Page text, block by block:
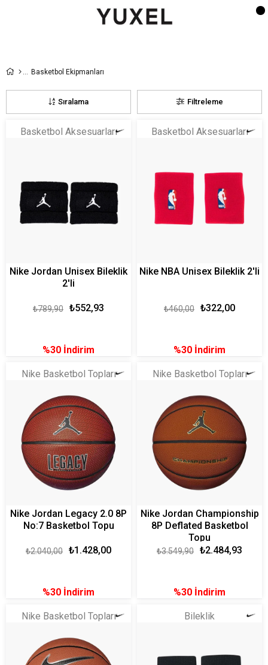
Basketbol Ekipmanları
Filtreleme
Sıralama
Basketbol Aksesuarları
Nike Jordan Unisex Bileklik
2'li
₺552,93
₺789,90
%30 İndirim
Basketbol Aksesuarları
Nike NBA Unisex Bileklik 2'li
₺322,00
₺460,00
%30 İndirim
Nike Basketbol Topları
Nike Jordan Legacy 2.0 8P
No:7 Basketbol Topu
₺1.428,00
₺2.040,00
%30 İndirim
Nike Basketbol Topları
Nike Jordan Championship
8P Deflated Basketbol
Topu
₺2.484,93
₺3.549,90
%30 İndirim
Nike Basketbol Topları Bileklik